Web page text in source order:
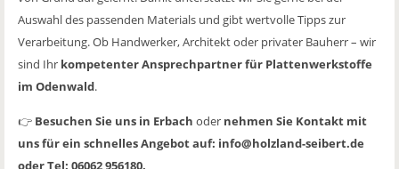
Auswahl des passenden Materials und gibt wertvolle Tipps zur
Verarbeitung. Ob Handwerker, Architekt oder privater Bauherr – wir
sind Ihr kompetenter Ansprechpartner für Plattenwerkstoffe
im Odenwald.
👉 Besuchen Sie uns in Erbach oder nehmen Sie Kontakt mit
uns für ein schnelles Angebot auf: info@holzland-seibert.de
oder Tel: 06062 956180.